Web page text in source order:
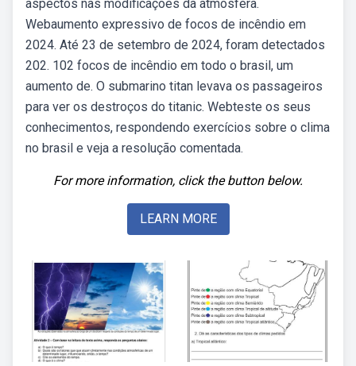
aspectos nas modificações da atmosfera.
Webaumento expressivo de focos de incêndio em
2024. Até 23 de setembro de 2024, foram detectados
202. 102 focos de incêndio em todo o brasil, um
aumento de. O submarino titan levava os passageiros
para ver os destroços do titanic. Webteste os seus
conhecimentos, respondendo exercícios sobre o clima
no brasil e veja a resolução comentada.
For more information, click the button below.
LEARN MORE